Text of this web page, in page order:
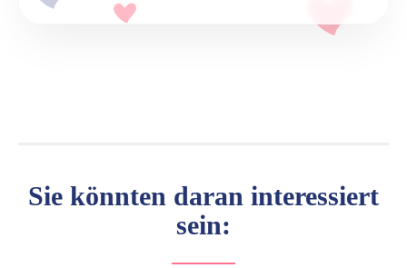
Sie könnten daran interessiert
sein: